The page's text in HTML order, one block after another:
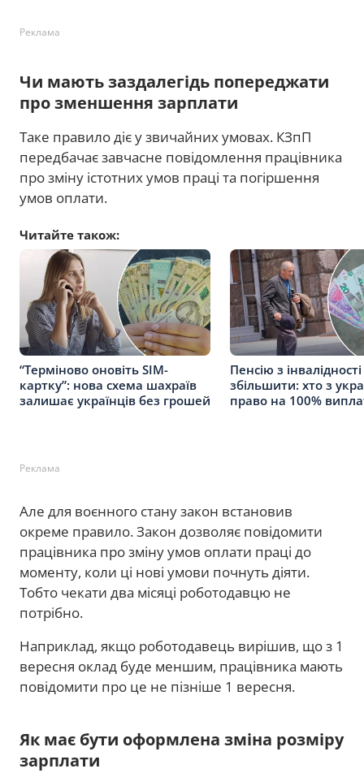
Реклама
Чи мають заздалегідь попереджати
про зменшення зарплати
Таке правило діє у звичайних умовах. КЗпП
передбачає завчасне повідомлення працівника
про зміну істотних умов праці та погіршення
умов оплати.
Читайте також:
“Терміново оновіть SIM-
картку”: нова схема шахраїв
залишає українців без грошей
Пенсію з
збільшити: хто з
право на 100%
Реклама
Але для воєнного стану закон встановив
окреме правило. Закон дозволяє повідомити
працівника про зміну умов оплати праці до
моменту, коли ці нові умови почнуть діяти.
Тобто чекати два місяці роботодавцю не
потрібно.
Наприклад, якщо роботодавець вирішив, що з 1
вересня оклад буде меншим, працівника мають
повідомити про це не пізніше 1 вересня.
Як має бути оформлена зміна розміру
зарплати